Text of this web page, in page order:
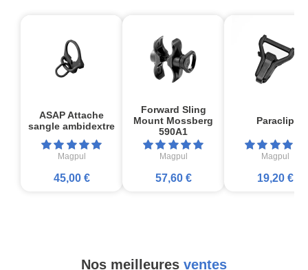
ASAP Attache
sangle ambidextre
Magpul
45,00 €
Forward Sling
Mount Mossberg
590A1
Magpul
57,60 €
Paraclip
Magpul
19,20 €
Nos meilleures ventes